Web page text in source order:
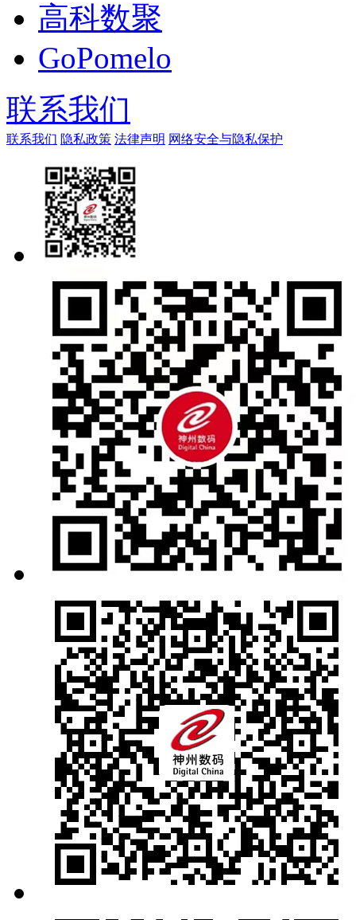
高科数聚
GoPomelo
联系我们
联系我们 隐私政策 法律声明 网络安全与隐私保护